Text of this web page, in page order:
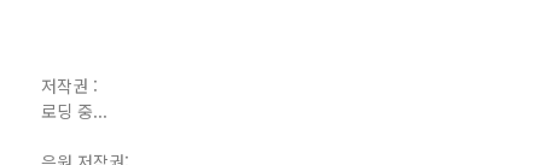
저작권 :
로딩 중...